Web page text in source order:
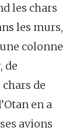
les chars
les murs,
colonne
de
chars de
en a
avions